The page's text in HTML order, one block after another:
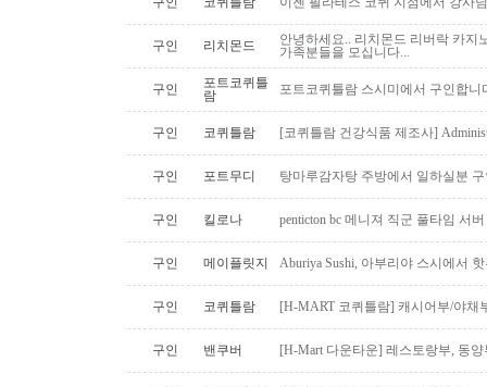
구인 리치몬드
안녕하세요.. 리치몬드 리버락 카지
가족분들을 모십니다...
구인
포트코퀴틀
람
포트코퀴틀람 스시미에서 구인합니
구인 코퀴틀람 [코퀴틀람 건강식품 제조사]
구인 포트무디 탕마루감자탕 주방에서 일하실분
구인 킬로나 penticton bc 메니져 직군 풀타임 서
구인 메이플릿지 Aburiya Sushi, 아부리야 스시에서
구인 코퀴틀람 [H-MART 코퀴틀람] 캐시어부/야채
구인 밴쿠버 [H-Mart 다운타운] 레스토랑부, 동